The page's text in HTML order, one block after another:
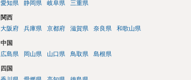
愛知県
静岡県 岐阜県 三重県
関西
大阪府
兵庫県 京都府 滋賀県 奈良県 和歌山県
中国
広島県
岡山県 山口県 鳥取県 島根県
四国